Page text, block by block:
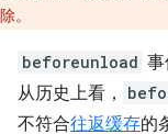
除。
beforeunload
从历史上看，
不符合往返缓存的